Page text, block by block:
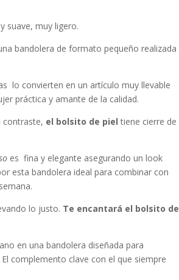
suave, muy ligero.
bandolera de formato pequeño realizada
lo convierten en un artículo muy llevable
práctica y amante de la calidad.
contraste, el bolsito de piel tiene cierre de
es fina y elegante asegurando un look
esta bandolera ideal para combinar con
lo justo. Te encantará el bolsito de
en una bandolera diseñada para
complemento clave con el que siempre